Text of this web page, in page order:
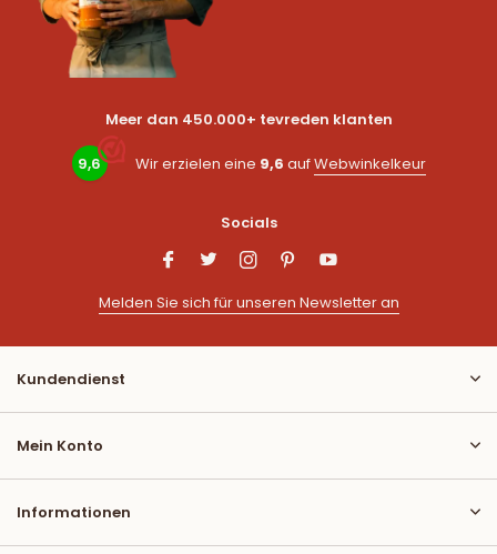
Meer dan 450.000+ tevreden klanten
9,6 Wir erzielen eine 9,6 aufWebwinkelkeur
Socials
Melden Sie sich für unseren Newsletter an
Kundendienst
Mein Konto
Informationen